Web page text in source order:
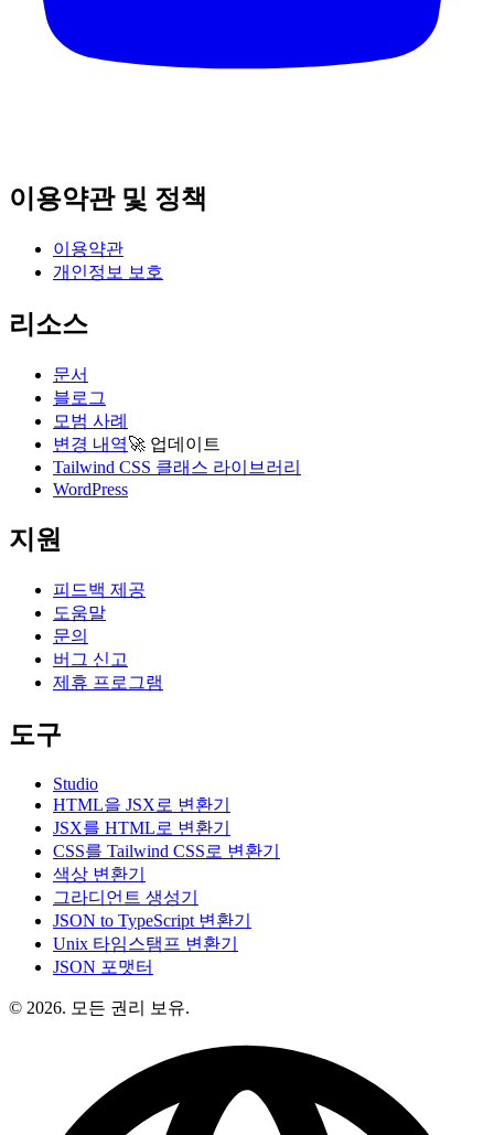
이용약관 및 정책
이용약관
개인정보 보호
리소스
문서
블로그
모범 사례
변경 내역🚀 업데이트
Tailwind CSS 클래스 라이브러리
WordPress
지원
피드백 제공
도움말
문의
버그 신고
제휴 프로그램
도구
Studio
HTML을 JSX로 변환기
JSX를 HTML로 변환기
CSS를 Tailwind CSS로 변환기
색상 변환기
그라디언트 생성기
JSON to TypeScript 변환기
Unix 타임스탬프 변환기
JSON 포맷터
© 2026. 모든 권리 보유.